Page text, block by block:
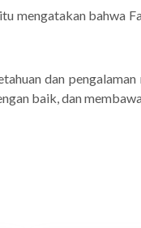
mengatakan bahwa
dan
baik, dan